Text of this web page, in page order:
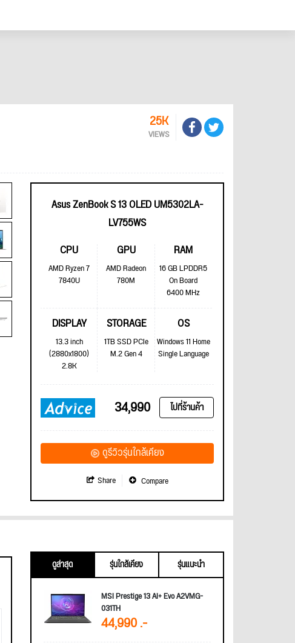
25K
VIEWS
Asus ZenBook S 13 OLED UM5302LA-
LV755WS
CPU
AMD Ryzen 7
7840U
GPU
AMD Radeon
780M
RAM
16 GB LPDDR5
On Board
6400 MHz
DISPLAY
13.3 inch
(2880x1800)
2.8K
STORAGE
1TB SSD PCIe
M.2 Gen 4
OS
Windows 11 Home
Single Language
34,990 ไปที่ร้านค้า
ดูรีวิวรุ่นใกล้เคียง
Share Compare
ดูล่าสุด รุ่นใกล้เคียง
รุ่นแนะนำ
MSI Prestige 13 AI+ Evo A2VMG-
031TH
44,990 .-